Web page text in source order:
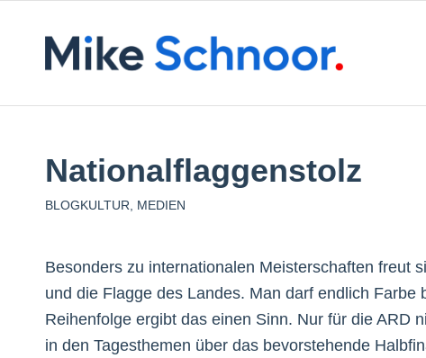
Nationalflaggenstolz
BLOGKULTUR MEDIEN
Besonders zu internationalen Meisterschaften freut
und die Flagge des Landes. Man darf endlich
Reihenfolge ergibt das einen Sinn. Nur für die ARD
in den Tagesthemen über das bevorstehende